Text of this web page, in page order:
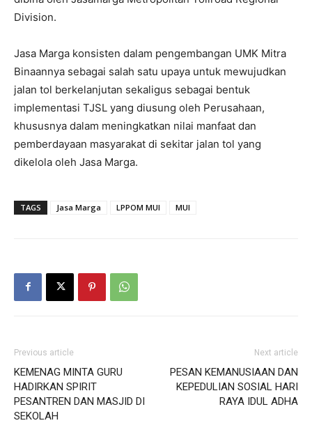
Division.
Jasa Marga konsisten dalam pengembangan UMK Mitra
Binaannya sebagai salah satu upaya untuk mewujudkan
jalan tol berkelanjutan sekaligus sebagai bentuk
implementasi TJSL yang diusung oleh Perusahaan,
khususnya dalam meningkatkan nilai manfaat dan
pemberdayaan masyarakat di sekitar jalan tol yang
dikelola oleh Jasa Marga.
TAGS Jasa Marga LPPOM MUI MUI
Previous article
KEMENAG MINTA GURU
HADIRKAN SPIRIT
PESANTREN DAN MASJID DI
SEKOLAH
Next article
PESAN KEMANUSIAAN DAN
KEPEDULIAN SOSIAL HARI
RAYA IDUL ADHA